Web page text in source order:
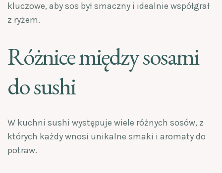
kluczowe, aby sos był smaczny i idealnie współgrał
z ryżem.
Różnice między sosami
do sushi
W kuchni sushi występuje wiele różnych sosów, z
których każdy wnosi unikalne smaki i aromaty do
potraw.